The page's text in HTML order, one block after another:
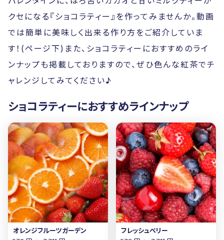
クセになる『ショコラティー』を作ってみませんか。動画
では簡単に美味しく出来る作り方をご紹介していま
す！(ページ下)また、ショコラティーにおすすめのライ
ンナップも掲載しておりますので、ぜひ色んな紅茶でチ
ャレンジしてみてください♪
ショコラティーにおすすめラインナップ
オレンジフルーツガーデン
フレッシュベリー